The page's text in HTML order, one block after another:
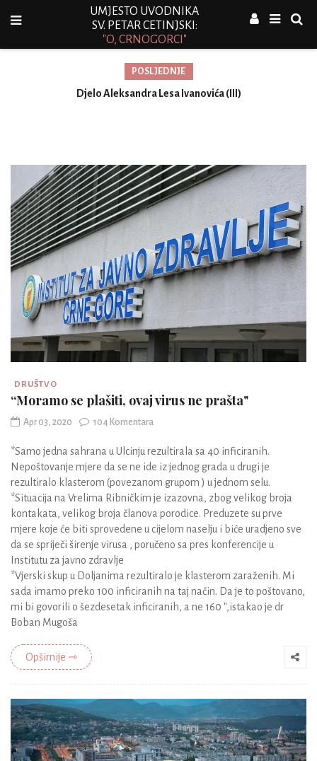
UMJESTO UVODNIKA
SV. PETAR CETINJSKI:
"O, CRNOGORCI"
POSLJEDNJE
Djelo Aleksandra Lesa Ivanovića (III)
DRUŠTVO
“Moramo se plašiti, ovaj virus ne prašta"
Apr 03, 2020 104 Komentara
*Samo jedna sahrana u Ulcinju rezultirala sa 40 inficiranih.
Nepoštovanje mjere da se ne ide iz jednog grada u drugi je
rezultiralo klasterom (povezanom grupom ) u jednom selu.
*Situacija na Vrelima Ribničkim je izazovna, zbog velikog broja
kontakata, velikog broja članova porodice. Preduzete su prve
mjere koje će biti sprovedene u cijelom naselju i biće uradjeno sve
da se spriječi širenje virusa , poručeno sa pres konferencije u
Institutu za javno zdravlje
*Vjerski skup u Doljanima rezultiralo je klasterom zaraženih. Mi
sada imamo preko 100 inficiranih na taj način. Da je to poštovano,
mi bi govorili o šezdesetak inficiranih, a ne 160 ",istakao je dr
Boban Mugoša
Opširnije ⇾